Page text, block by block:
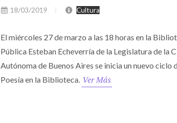
18/03/2019 Cultura
El miércoles 27 de marzo a las 18 horas en la
Pública Esteban Echeverría de la Legislatura de la
Autónoma de Buenos Aires se inicia un nuevo ciclo
Poesía en la Biblioteca. Ver Más